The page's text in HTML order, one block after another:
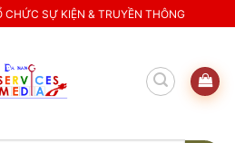
CHỨC SỰ KIỆN & TRUYỀN THÔNG